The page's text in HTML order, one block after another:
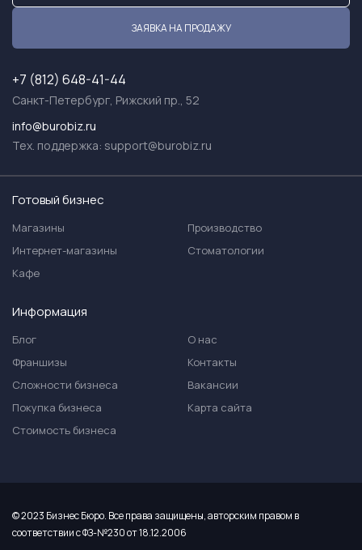
ЗАЯВКА НА ПРОДАЖУ
+7 (812) 648-41-44
Санкт-Петербург, Рижский пр., 52
info@burobiz.ru
Тех. поддержка: support@burobiz.ru
Готовый бизнес
Магазины
Интернет-магазины
Кафе
Производство
Стоматологии
Информация
Блог
Франшизы
Сложности бизнеса
Покупка бизнеса
Стоимость бизнеса
О нас
Контакты
Вакансии
Карта сайта
© 2023 Бизнес Бюро. Все права защищены, авторским правом в
соответствии с ФЗ-№230 от 18.12.2006